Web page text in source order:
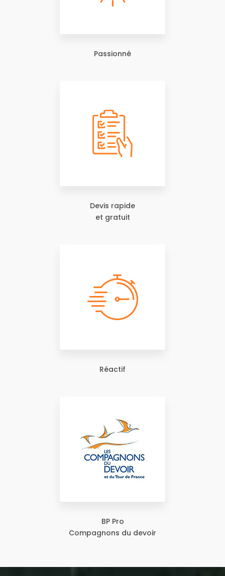
Passionné
Devis rapide
et gratuit
Réactif
BP Pro
Compagnons du devoir